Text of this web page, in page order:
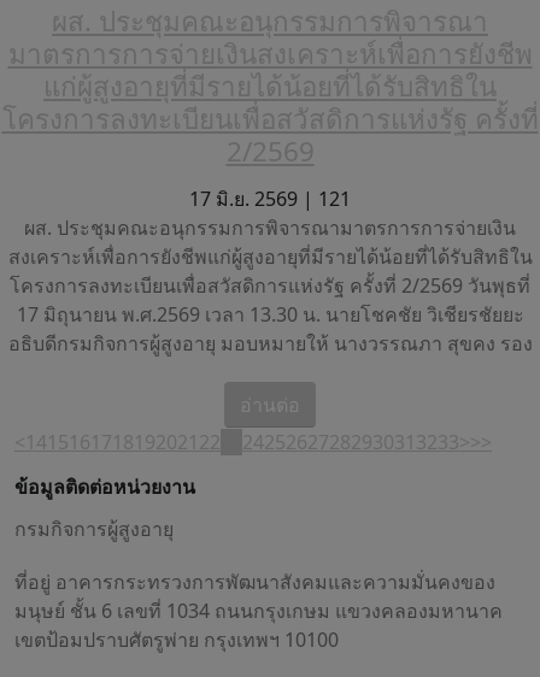
ผส. ประชุมคณะอนุกรรมการพิจารณา
มาตรการการจ่ายเงินสงเคราะห์เพื่อการยังชีพ
แก่ผู้สูงอายุที่มีรายได้น้อยที่ได้รับสิทธิใน
โครงการลงทะเบียนเพื่อสวัสดิการแห่งรัฐ ครั้งที่
2/2569
17 มิ.ย. 2569 | 121
ผส. ประชุมคณะอนุกรรมการพิจารณามาตรการการจ่ายเงิน
สงเคราะห์เพื่อการยังชีพแก่ผู้สูงอายุที่มีรายได้น้อยที่ได้รับสิทธิใน
โครงการลงทะเบียนเพื่อสวัสดิการแห่งรัฐ ครั้งที่ 2/2569 วันพุธที่
17 มิถุนายน พ.ศ.2569 เวลา 13.30 น. นายโชคชัย วิเชียรชัยยะ
อธิบดีกรมกิจการผู้สูงอายุ มอบหมายให้ นางวรรณภา สุขคง รอง
อ่านต่อ
< 1415161718192021 22 2425262728293031 3233 > >>
ข้อมูลติดต่อหน่วยงาน
กรมกิจการผู้สูงอายุ
ที่อยู่ อาคารกระทรวงการพัฒนาสังคมและความมั่นคงของ
มนุษย์ ชั้น 6 เลขที่ 1034 ถนนกรุงเกษม แขวงคลองมหานาค
เขตป้อมปราบศัตรูพ่าย กรุงเทพฯ 10100